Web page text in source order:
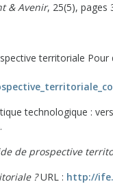
& Avenir, 25(5), pages
territoriale
technologique :
de prospective
?URL : http://